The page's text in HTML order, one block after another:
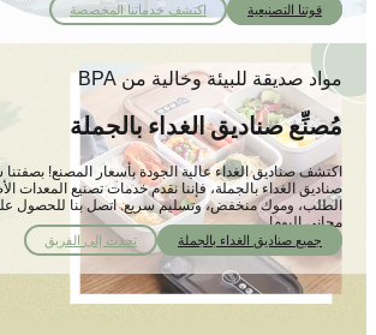
قوتنا التصنيعية اكتشف خدماتنا المخصصة
مواد صديقة للبيئة وخالية من BPA
مُصنِّع صناديق الغداء بالجملة
اكتشف صناديق الغداء عالية الجودة بأسعار المصنع! بصفتنا
صناديق الغداء بالجملة، فإننا نقدم خدمات تصنيع المعدات
الطلب، وموك منخفض، وتسليم سريع. اتصل بنا للحصول على
مجاني اليوم!
جميع صناديق الغداء بالجملة تحدث إلى الفريق